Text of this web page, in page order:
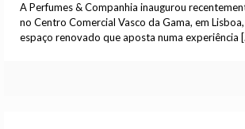
A Perfumes & Companhia inaugurou
no Centro Comercial Vasco da Gama, em
espaço renovado que aposta numa experiência